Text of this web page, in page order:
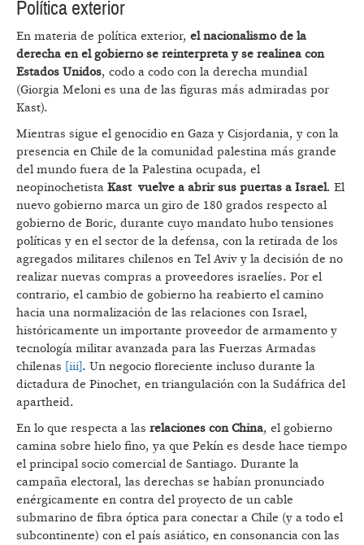
Política exterior
En materia de política exterior, el nacionalismo de la
derecha en el gobierno se reinterpreta y se realinea con
Estados Unidos, codo a codo con la derecha mundial
(Giorgia Meloni es una de las figuras más admiradas por
Kast).
Mientras sigue el genocidio en Gaza y Cisjordania, y con la
presencia en Chile de la comunidad palestina más grande
del mundo fuera de la Palestina ocupada, el
neopinochetista Kast vuelve a abrir sus puertas a Israel. El
nuevo gobierno marca un giro de 180 grados respecto al
gobierno de Boric, durante cuyo mandato hubo tensiones
políticas y en el sector de la defensa, con la retirada de los
agregados militares chilenos en Tel Aviv y la decisión de no
realizar nuevas compras a proveedores israelíes. Por el
contrario, el cambio de gobierno ha reabierto el camino
hacia una normalización de las relaciones con Israel,
históricamente un importante proveedor de armamento y
tecnología militar avanzada para las Fuerzas Armadas
chilenas [iii]. Un negocio floreciente incluso durante la
dictadura de Pinochet, en triangulación con la Sudáfrica del
apartheid.
En lo que respecta a las relaciones con China, el gobierno
camina sobre hielo fino, ya que Pekín es desde hace tiempo
el principal socio comercial de Santiago. Durante la
campaña electoral, las derechas se habían pronunciado
enérgicamente en contra del proyecto de un cable
submarino de fibra óptica para conectar a Chile (y a todo el
subcontinente) con el país asiático, en consonancia con las